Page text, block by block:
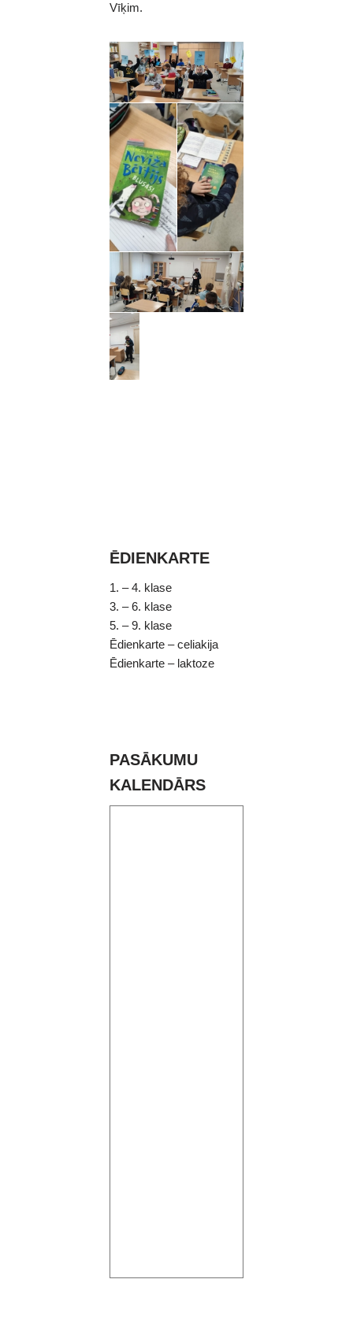
Vīķim.
ĒDIENKARTE
1. – 4. klase
3. – 6. klase
5. – 9. klase
Ēdienkarte – celiakija
Ēdienkarte – laktoze
PASĀKUMU
KALENDĀRS